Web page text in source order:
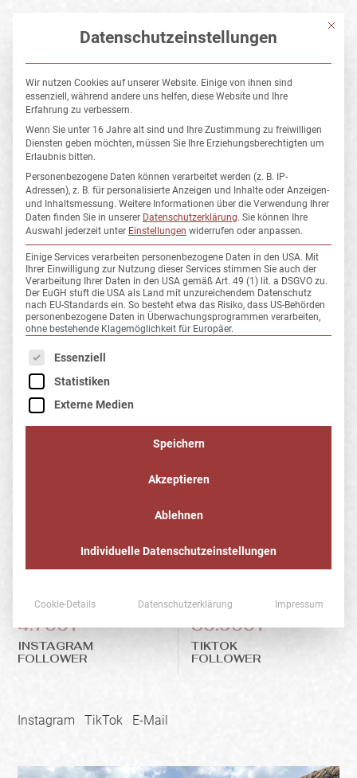
NELEMER_
4.700+
INSTAGRAM
FOLLOWER
80.900+
TIKTOK
FOLLOWER
Instagram TikTok E-Mail
Mit
Datenschutzeinstellungen
Wir nutzen Cookies auf unserer Website. Einige von ihnen sind
essenziell, während andere uns helfen, diese Website und Ihre
Erfahrung zu verbessern.
Wenn Sie unter 16 Jahre alt sind und Ihre Zustimmung zu freiwilligen
Diensten geben möchten, müssen Sie Ihre Erziehungsberechtigten um
Erlaubnis bitten.
Personenbezogene Daten können verarbeitet werden (z. B. IP-
Adressen), z. B. für personalisierte Anzeigen und Inhalte oder Anzeigen-
und Inhaltsmessung. Weitere Informationen über die Verwendung Ihrer
Daten finden Sie in unserer Datenschutzerklärung. Sie können Ihre
Auswahl jederzeit unter Einstellungen widerrufen oder anpassen.
Einige Services verarbeiten personenbezogene Daten in den USA. Mit
Ihrer Einwilligung zur Nutzung dieser Services stimmen Sie auch der
Verarbeitung Ihrer Daten in den USA gemäß Art. 49 (1) lit. a DSGVO zu.
Der EuGH stuft die USA als Land mit unzureichendem Datenschutz
nach EU-Standards ein. So besteht etwa das Risiko, dass US-Behörden
personenbezogene Daten in Überwachungsprogrammen verarbeiten,
ohne bestehende Klagemöglichkeit für Europäer.
Es folgt eine Liste der Service-Gruppen, für die eine
Essenziell
Statistiken
Externe Medien
Speichern
Akzeptieren
Ablehnen
Individuelle Datenschutzeinstellungen
Cookie-Details Datenschutzerklärung Impressum